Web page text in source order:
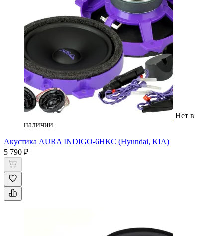
Нет в
наличии
Акустика AURA INDIGO-6HKC (Hyundai, KIA)
5 790 ₽